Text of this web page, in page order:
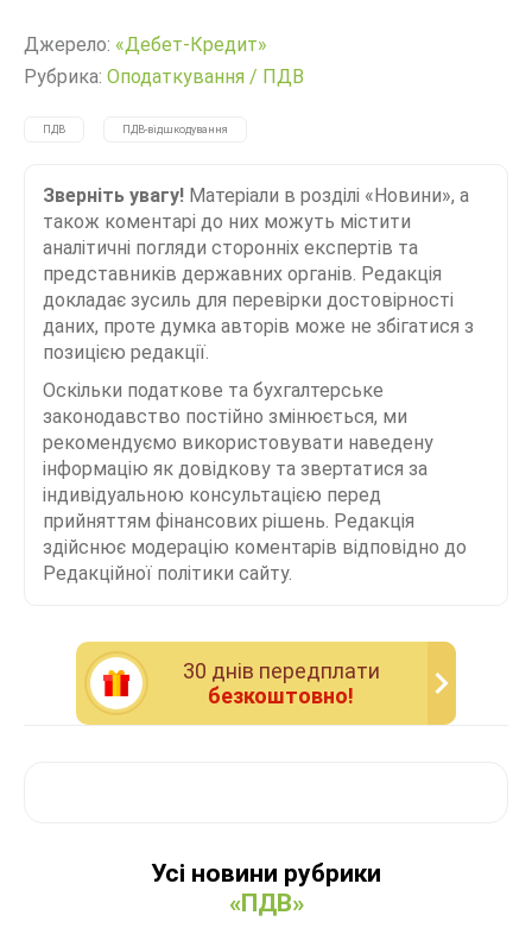
Джерело: «Дебет-Кредит»
Рубрика: Оподаткування / ПДВ
ПДВ ПДВ-відшкодування
Зверніть увагу! Матеріали в розділі «Новини», а
також коментарі до них можуть містити
аналітичні погляди сторонніх експертів та
представників державних органів. Редакція
докладає зусиль для перевірки достовірності
даних, проте думка авторів може не збігатися з
позицією редакції.
Оскільки податкове та бухгалтерське
законодавство постійно змінюється, ми
рекомендуємо використовувати наведену
інформацію як довідкову та звертатися за
індивідуальною консультацією перед
прийняттям фінансових рішень. Редакція
здійснює модерацію коментарів відповідно до
Редакційної політики сайту.
30 днiв передплати
безкоштовно!
Усі новини рубрики
«ПДВ»